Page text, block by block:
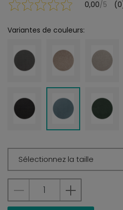
0,00/5
Variantes de couleurs:
Sélectionnez la taille